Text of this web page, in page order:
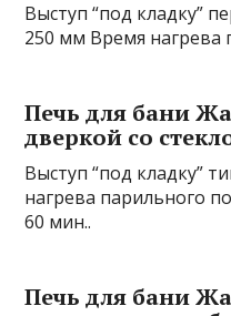
Выступ “под кладку”
250 мм Время нагрева
Печь для бани
дверкой со
Выступ “под кладку”
нагрева парильного
60 мин..
Печь для бани